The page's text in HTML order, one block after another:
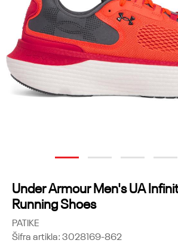
1 2 3 4
Under Armour Men's UA
Running Shoes
PATIKE
Šifra artikla:3028169-862